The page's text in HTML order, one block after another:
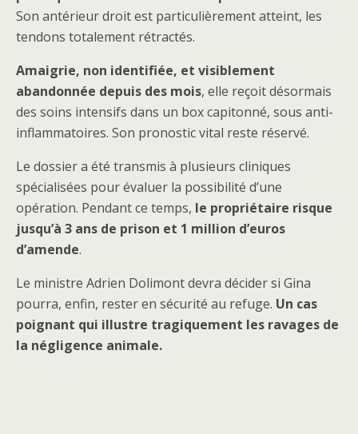
Son antérieur droit est particulièrement atteint, les
tendons totalement rétractés.
Amaigrie, non identifiée, et visiblement
abandonnée depuis des mois, elle reçoit désormais
des soins intensifs dans un box capitonné, sous anti-
inflammatoires. Son pronostic vital reste réservé.
Le dossier a été transmis à plusieurs cliniques
spécialisées pour évaluer la possibilité d’une
opération. Pendant ce temps, le propriétaire risque
jusqu’à 3 ans de prison et 1 million d’euros
d’amende.
Le ministre Adrien Dolimont devra décider si Gina
pourra, enfin, rester en sécurité au refuge. Un cas
poignant qui illustre tragiquement les ravages de
la négligence animale.